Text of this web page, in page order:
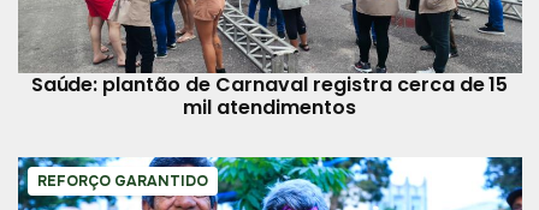
Saúde: plantão de Carnaval registra cerca de 15
mil atendimentos
REFORÇO GARANTIDO